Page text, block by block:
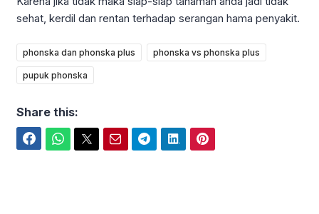
sehat, kerdil dan rentan terhadap serangan hama penyakit.
phonska dan phonska plus phonska vs phonska plus
pupuk phonska
Share this: